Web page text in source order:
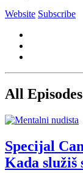
Website Subscribe
All Episodes
Specijal
Kada služiš